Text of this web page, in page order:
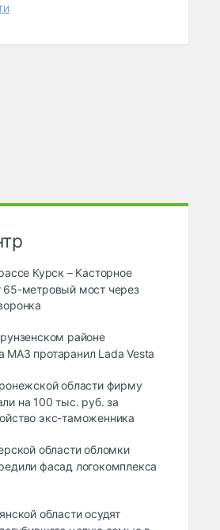
Курск – Касторное
65-метровый мост через
районе
МАЗ протаранил Lada Vesta
области фирму
на 100 тыс. руб. за
экс-таможенника
области обломки
фасад логокомплекса
области осудят